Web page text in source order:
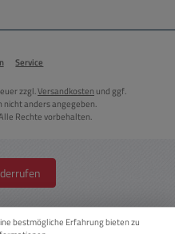
Service
zzgl.Versandkosten und ggf.
nicht anders angegeben.
Rechte vorbehalten.
bestmögliche Erfahrung bieten zu